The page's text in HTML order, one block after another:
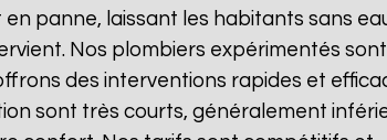
panne, laissant les habitants sans
Nos plombiers expérimentés sont
des interventions rapides et
sont très courts, généralement